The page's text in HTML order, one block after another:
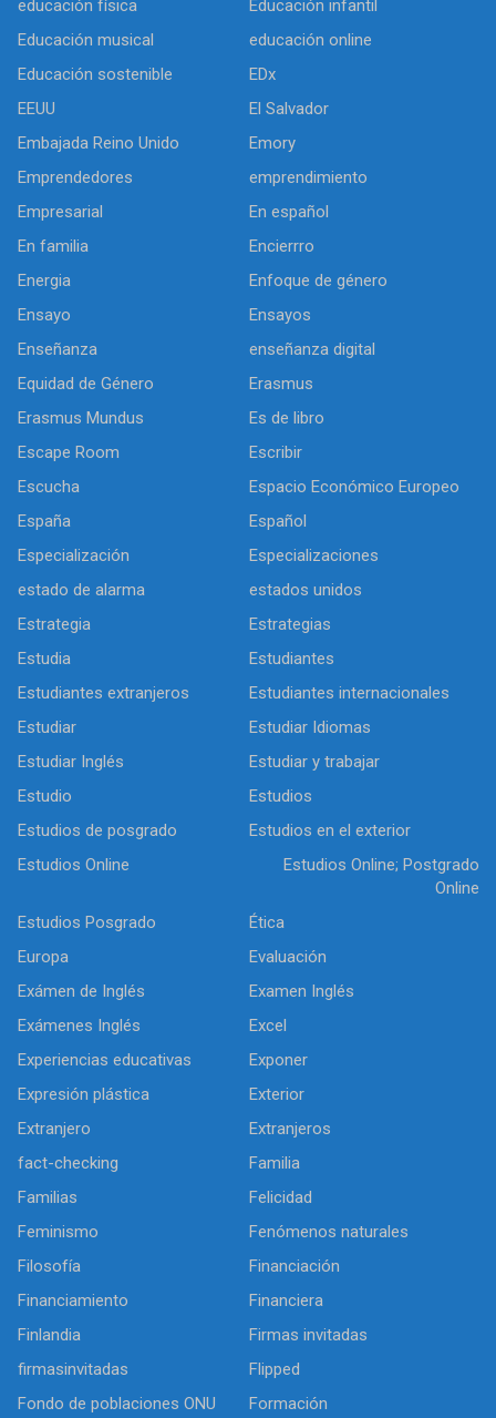
educación física
Educación infantil
Educación musical
educación online
Educación sostenible
EDx
EEUU
El Salvador
Embajada Reino Unido
Emory
Emprendedores
emprendimiento
Empresarial
En español
En familia
Encierrro
Energia
Enfoque de género
Ensayo
Ensayos
Enseñanza
enseñanza digital
Equidad de Género
Erasmus
Erasmus Mundus
Es de libro
Escape Room
Escribir
Escucha
Espacio Económico Europeo
España
Español
Especialización
Especializaciones
estado de alarma
estados unidos
Estrategia
Estrategias
Estudia
Estudiantes
Estudiantes extranjeros
Estudiantes internacionales
Estudiar
Estudiar Idiomas
Estudiar Inglés
Estudiar y trabajar
Estudio
Estudios
Estudios de posgrado
Estudios en el exterior
Estudios Online
Estudios Online; Postgrado
Online
Estudios Posgrado
Ética
Europa
Evaluación
Exámen de Inglés
Examen Inglés
Exámenes Inglés
Excel
Experiencias educativas
Exponer
Expresión plástica
Exterior
Extranjero
Extranjeros
fact-checking
Familia
Familias
Felicidad
Feminismo
Fenómenos naturales
Filosofía
Financiación
Financiamiento
Financiera
Finlandia
Firmas invitadas
firmasinvitadas
Flipped
Fondo de poblaciones ONU
Formación